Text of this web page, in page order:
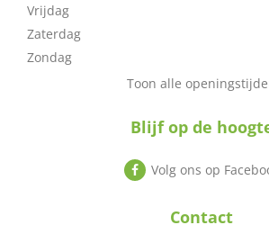
Vrijdag
Zaterdag
Zondag
Toon alle
Blijf op de
Volg ons op
Contact